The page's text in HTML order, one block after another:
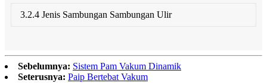
3.2.4 Jenis Sambungan Sambungan Ulir
Sebelumnya: Sistem Pam Vakum Dinamik
Seterusnya: Paip Bertebat Vakum